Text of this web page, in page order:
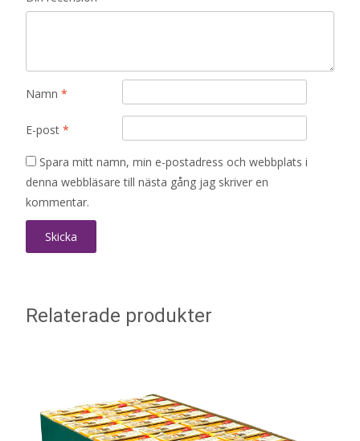
Namn *
E-post *
Spara mitt namn, min e-postadress och webbplats i
denna webbläsare till nästa gång jag skriver en
kommentar.
Relaterade produkter